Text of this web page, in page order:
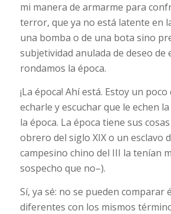
mi manera de armarme para
terror, que ya no está latente en
una bomba o de una bota sino
subjetividad anulada de deseo de
rondamos la época.
¡La época! Ahí está. Estoy un poco
echarle y escuchar que le echen
la época. La época tiene sus
obrero del siglo XIX o un esclavo
campesino chino del III la tenían
sospecho que no–).
Sí, ya sé: no se pueden comparar
diferentes con los mismos